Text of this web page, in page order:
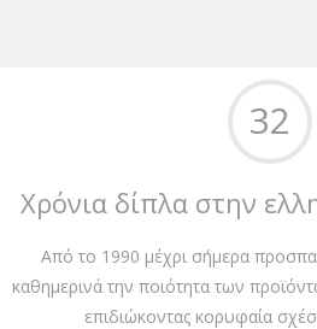
32
Χρόνια δίπλα στην
Από το 1990 μέχρι σήμερα
καθημερινά την ποιότητα των
επιδιώκοντας κορυφαία